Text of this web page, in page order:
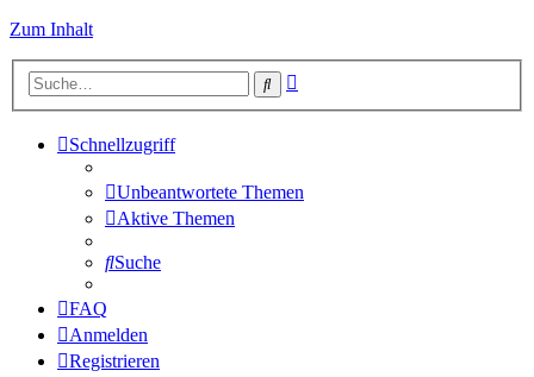
Zum Inhalt
Suche
Schnellzugriff
Unbeantwortete Themen
Aktive Themen
Suche
FAQ
Anmelden
Registrieren